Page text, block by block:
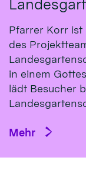
Pfarrer Korr ist
des
in einem
lädt Besucher
Mehr